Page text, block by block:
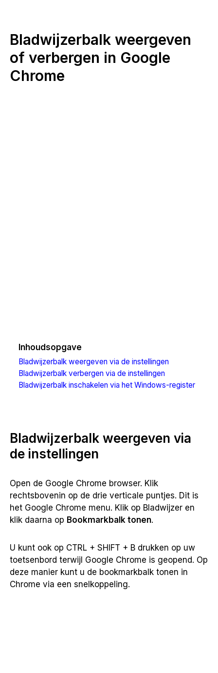
Bladwijzerbalk weergeven
of verbergen in Google
Chrome
Inhoudsopgave
Bladwijzerbalk weergeven via de instellingen
Bladwijzerbalk verbergen via de instellingen
Bladwijzerbalk inschakelen via het Windows-register
Bladwijzerbalk weergeven via
de instellingen
Open de Google Chrome browser. Klik
rechtsbovenin op de drie verticale puntjes. Dit is
het Google Chrome menu. Klik op Bladwijzer en
klik daarna op Bookmarkbalk tonen.
U kunt ook op CTRL + SHIFT + B drukken op uw
toetsenbord terwijl Google Chrome is geopend. Op
deze manier kunt u de bookmarkbalk tonen in
Chrome via een snelkoppeling.